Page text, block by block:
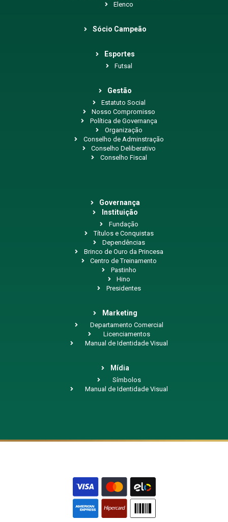
Elenco
Sócio Campeão
Esportes
Futsal
Gestão
Estatuto Social
Nosso Compromisso
Política de Governança
Organização
Conselho de Adminstração
Conselho Deliberativo
Conselho Fiscal
Governança
Instituição
Fundação
Títulos e Conquistas
Dependências
Brinco de Ouro da Princesa
Centro de Treinamento
Pastinho
Hino
Presidentes
Marketing
Departamento Comercial
Licenciamentos
Manual de Identidade Visual
Mídia
Símbolos
Manual de Identidade Visual